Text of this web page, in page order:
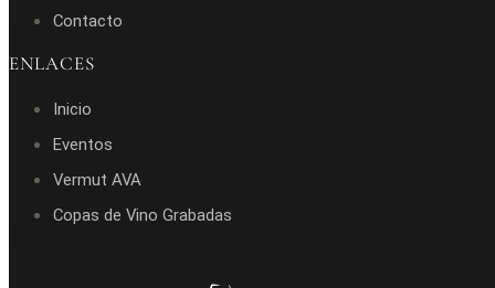
Contacto
ENLACES
Inicio
Eventos
Vermut AVA
Copas de Vino Grabadas